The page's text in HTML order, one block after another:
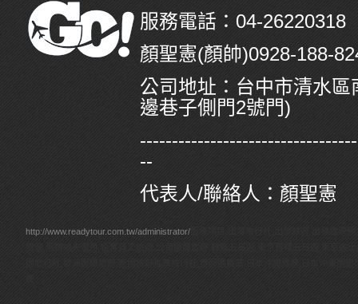
服務電話：04-
顏聖憲(顏帥)0928-188-
公司地址： 台中市清水區
邊巷子側門2號門)
--
代表人/聯絡人：顏聖憲
http://www.readytour.com.tw/administrator/